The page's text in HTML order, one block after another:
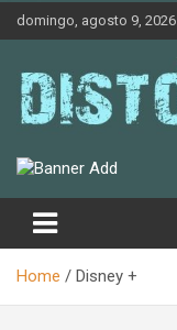
Skip
domingo, agosto 9, 2026
Distópolis
Home Disney +